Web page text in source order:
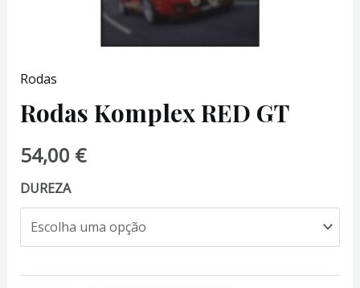
Rodas
Rodas Komplex RED GT
54,00 €
DUREZA